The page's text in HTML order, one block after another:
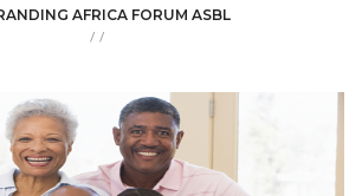
AFRICA FORUM ASBL
/ /